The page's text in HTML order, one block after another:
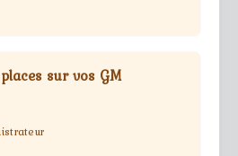
sur vos GM